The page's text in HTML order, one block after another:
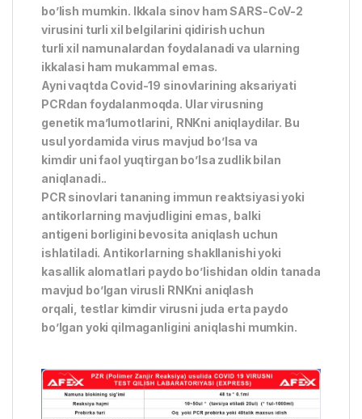
bo’lish mumkin. Ikkala sinov ham SARS-CoV-2
virusini turli xil belgilarini qidirish uchun
turli xil namunalardan foydalanadi va ularning
ikkalasi ham mukammal emas.
Ayni vaqtda Covid-19 sinovlarining aksariyati
PCRdan foydalanmoqda. Ular virusning
genetik ma’lumotlarini, RNKni aniqlaydilar. Bu
usul yordamida virus mavjud bo’lsa va
kimdir uni faol yuqtirgan bo’lsa zudlik bilan
aniqlanadi..
PCR sinovlari tananing immun reaktsiyasi yoki
antikorlarning mavjudligini emas, balki
antigeni borligini bevosita aniqlash uchun
ishlatiladi. Antikorlarning shakllanishi yoki
kasallik alomatlari paydo bo’lishidan oldin tanada
mavjud bo’lgan virusli RNKni aniqlash
orqali, testlar kimdir virusni juda erta paydo
bo’lgan yoki qilmaganligini aniqlashi mumkin.